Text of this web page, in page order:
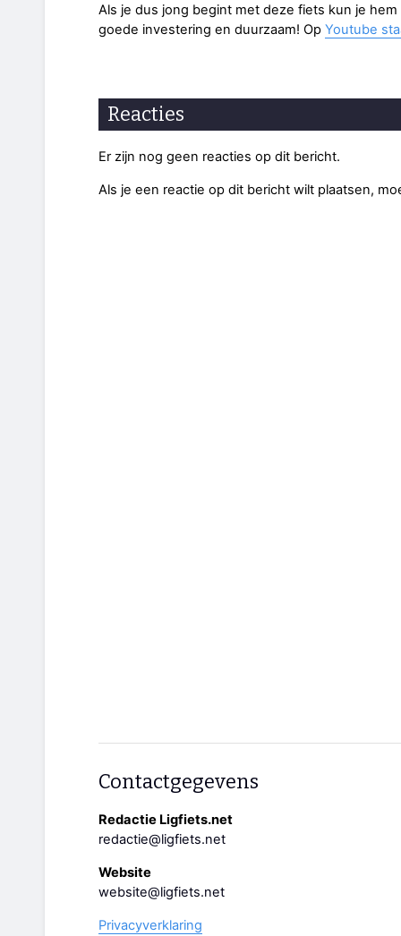
Als je dus jong begint met deze fiets kun je
goede investering en duurzaam! Op Youtube
Reacties
Er zijn nog geen reacties op dit bericht.
Als je een reactie op dit bericht wilt plaatsen,
Contactgegevens
Redactie Ligfiets.net
redactie@ligfiets.net
Website
website@ligfiets.net
Privacyverklaring